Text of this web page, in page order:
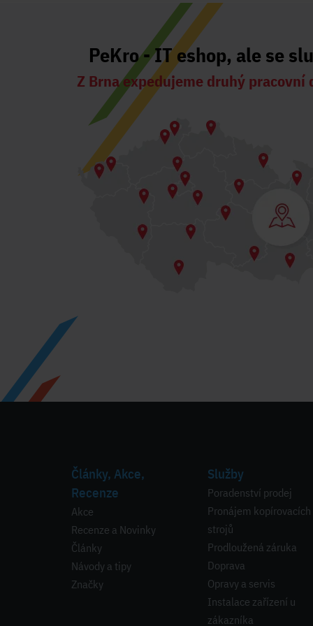
PeKro - IT eshop, ale se
Z Brna expedujeme druhý pracovní
Články, Akce,
Recenze
Akce
Recenze a Novinky
Články
Návody a tipy
Značky
Služby
Poradenství prodej
Pronájem kopírovacích
strojů
Prodloužená záruka
Doprava
Opravy a servis
Instalace zařízení u
zákazníka